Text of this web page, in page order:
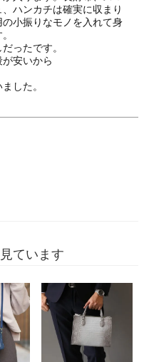
ハンカチは確実に収まり
小振りなモノを入れて身
ったです。
安いから
した。
ています